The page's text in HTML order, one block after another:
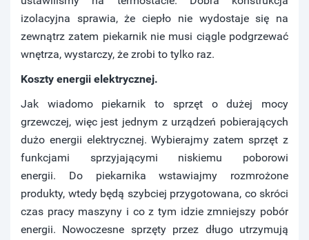
izolacyjna sprawia, że ciepło nie wydostaje się na
zewnątrz zatem piekarnik nie musi ciągle podgrzewać
wnętrza, wystarczy, że zrobi to tylko raz.
Koszty energii elektrycznej.
Jak wiadomo piekarnik to sprzęt o dużej mocy
grzewczej, więc jest jednym z urządzeń pobierających
dużo energii elektrycznej. Wybierajmy zatem sprzęt z
funkcjami sprzyjającymi niskiemu poborowi
energii. Do piekarnika wstawiajmy rozmrożone
produkty, wtedy będą szybciej przygotowana, co skróci
czas pracy maszyny i co z tym idzie zmniejszy pobór
energii. Nowoczesne sprzęty przez długo utrzymują